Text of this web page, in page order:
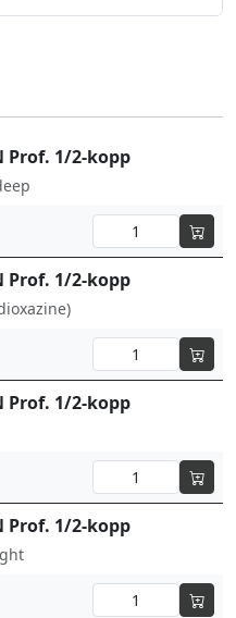
Prof. 1/2-kopp
Prof. 1/2-kopp
Prof. 1/2-kopp
Prof. 1/2-kopp